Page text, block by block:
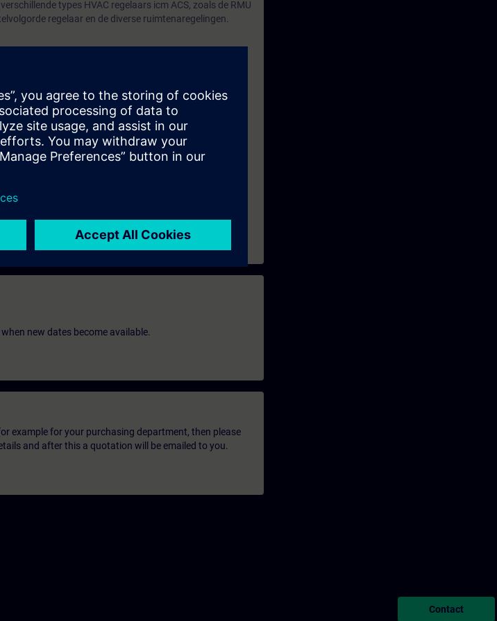
types HVAC regelaars icm ACS, zoals de RMU
regelaar en de diverse ruimtenaregelingen.
wij aan om eerst de Synco HVAC regelaars -
regelinstallaties.
new dates become available.
example for your purchasing department, then please
and after this a quotation will be emailed to you.
Contact